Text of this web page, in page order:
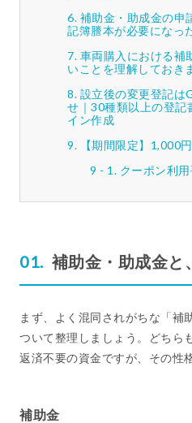
補助金・助成金の申
記簿謄本が必要になっ
車両購入における補
いことを理解しておき
設立後の変更登記は
せ｜30種類以上の登記
イン作成
【期間限定】1,000
クーポン利
補助金・助成金と
まず、よく混同されがちな「補
ついて整理しましょう。どちら
返済不要の資金ですが、その性
補助金